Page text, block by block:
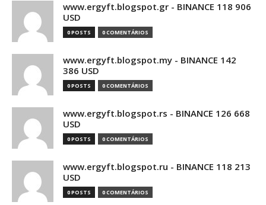
www.ergyft.blogspot.gr - BINANCE 118 906
USD
0 POSTS 0 COMENTÁRIOS
www.ergyft.blogspot.my - BINANCE 142
386 USD
0 POSTS 0 COMENTÁRIOS
www.ergyft.blogspot.rs - BINANCE 126 668
USD
0 POSTS 0 COMENTÁRIOS
www.ergyft.blogspot.ru - BINANCE 118 213
USD
0 POSTS 0 COMENTÁRIOS